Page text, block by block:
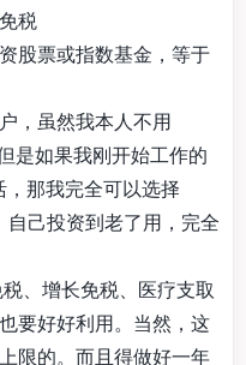
税
股票或指数基金，等于
，虽然我本人不用
是如果我刚开始工作的
，那我完全可以选择
自己投资到老了用，完全
、增长免税、医疗支取
要好好利用。当然，这
限的。而且得做好一年